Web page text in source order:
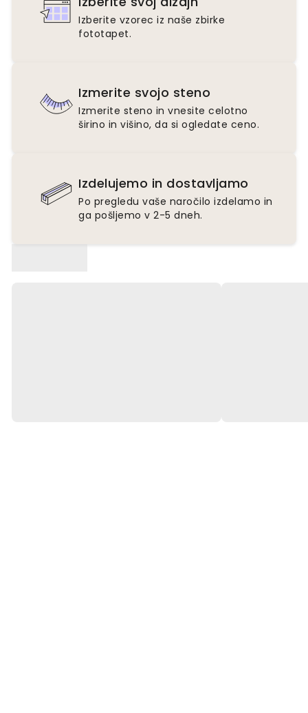
Izberite vzorec iz naše zbirke
fototapet.
Izmerite svojo steno
Izmerite steno in vnesite celotno
širino in višino, da si ogledate ceno.
Izdelujemo in dostavljamo
Po pregledu vaše naročilo izdelamo in
ga pošljemo v 2-5 dneh.